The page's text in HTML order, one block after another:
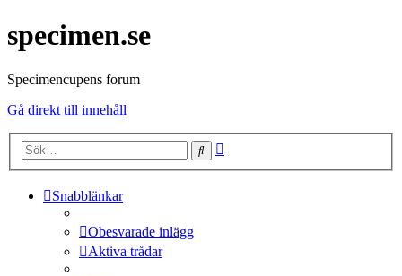
specimen.se
Specimencupens forum
Gå direkt till innehåll
Sök
Snabblänkar
Obesvarade inlägg
Aktiva trådar